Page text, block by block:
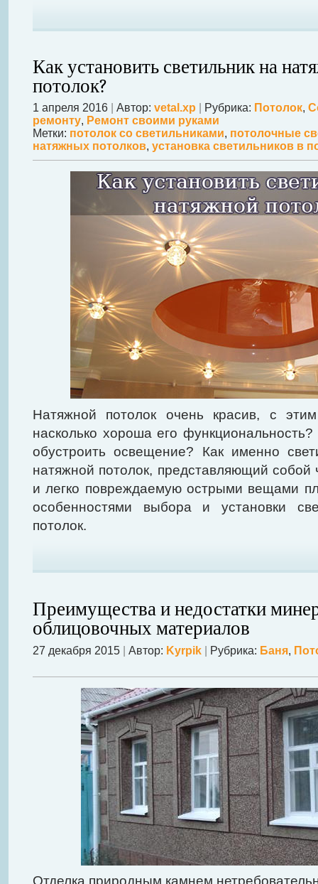
Как установить светильник на
потолок?
1 апреля 2016 Автор: vetal.xp Рубрика: Потолок,
ремонту, Ремонт своими руками
Метки: потолок со светильниками, потолочные
натяжных потолков, установка светильников в
Натяжной потолок очень красив, с
насколько хороша его
обустроить освещение? Как именно
натяжной потолок, представляющий собой
и легко повреждаемую острыми вещами
особенностями выбора и установки
потолок.
Преимущества и недостатки
облицовочных материалов
27 декабря 2015 Автор: Kyrpik Рубрика: Баня,
Отделка природным камнем